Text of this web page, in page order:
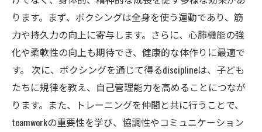
ります。まず、ボクシングは全身を使う運動であり、筋
力や持久力の向上に寄与します。さらに、心肺機能の強
化や柔軟性の向上も期待でき、健康的な体作りに最適で
す。 次に、ボクシングを通じて得るdisciplineは、子ども
たちに規律を教え、自己管理能力を高めることにつなが
ります。また、トレーニングを仲間と共に行うことで、
teamworkの重要性を学び、協調性やコミュニケーション